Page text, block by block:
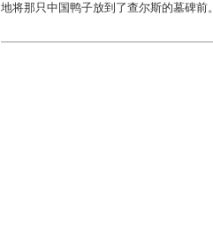
地将那只中国鸭子放到了查尔斯的墓碑前。